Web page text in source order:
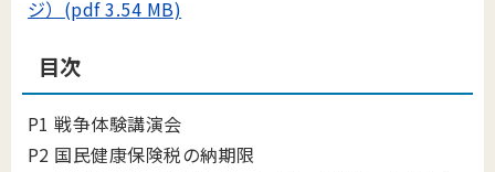
ジ）(pdf 3.54 MB)
目次
P1 戦争体験講演会
P2 国民健康保険税の納期限